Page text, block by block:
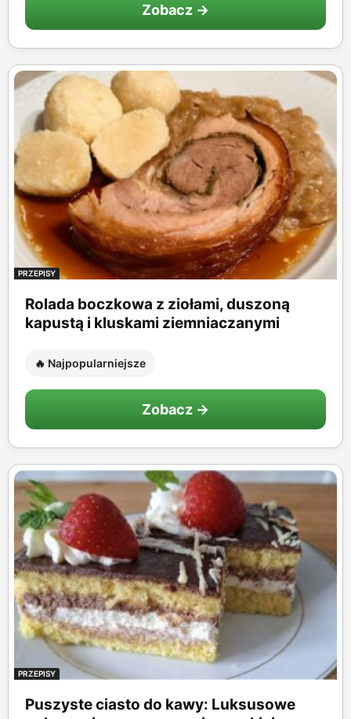
Zobacz →
PRZEPISY
Rolada boczkowa z ziołami, duszoną
kapustą i kluskami ziemniaczanymi
🔥 Najpopularniejsze
Zobacz →
PRZEPISY
Puszyste ciasto do kawy: Luksusowe